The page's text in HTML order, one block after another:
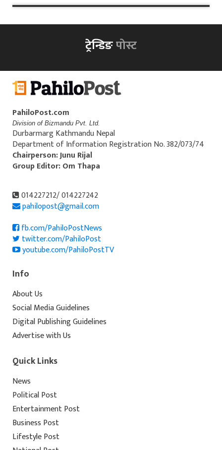
ट्रेन्डिङपोस्ट
PahiloPost.com
Division of Bizmandu Pvt. Ltd.
Durbarmarg Kathmandu Nepal
Department of Information Registration No. 382/073/74
Chairperson: Junu Rijal
Group Editor: Om Thapa
014227212/ 014227242
pahilopost@gmail.com
fb.com/PahiloPostNews
twitter.com/PahiloPost
youtube.com/PahiloPostTV
Info
About Us
Social Media Guidelines
Digital Publishing Guidelines
Advertise with Us
Quick Links
News
Political Post
Entertainment Post
Business Post
Lifestyle Post